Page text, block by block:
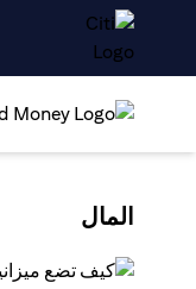
المال